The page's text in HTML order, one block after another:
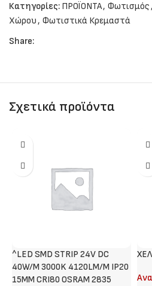
Κατηγορίες: ΠΡΟΪΟΝΤΑ, Φωτισμός,
Χώρου, Φωτιστικά Κρεμαστά
Share:
Σχετικά προϊόντα
^LED SMD STRIP 24V DC
40W/M 3000K 4120LM/M IP20
15MM CRI80 OSRAM 2835